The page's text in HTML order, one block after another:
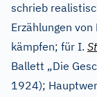
schrieb
Erzählungen
kämpfen; für I.
Ballett „Die
1924);